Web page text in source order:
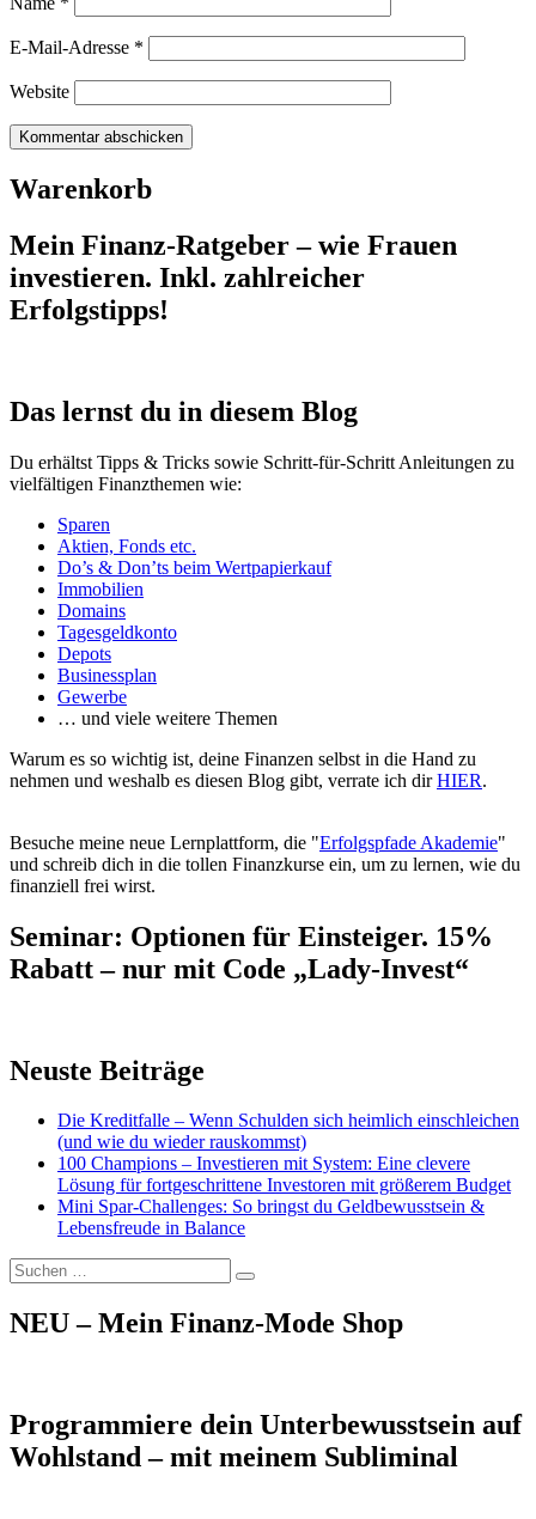
E-Mail-Adresse *
Website
Warenkorb
Mein Finanz-Ratgeber – wie Frauen
investieren. Inkl. zahlreicher
Erfolgstipps!
Das lernst du in diesem Blog
Du erhältst Tipps & Tricks sowie Schritt-für-Schritt Anleitungen zu
vielfältigen Finanzthemen wie:
Sparen
Aktien, Fonds etc.
Do’s & Don’ts beim Wertpapierkauf
Immobilien
Domains
Tagesgeldkonto
Depots
Businessplan
Gewerbe
… und viele weitere Themen
Warum es so wichtig ist, deine Finanzen selbst in die Hand zu
nehmen und weshalb es diesen Blog gibt, verrate ich dirHIER.
Besuche meine neue Lernplattform, die "Erfolgspfade Akademie"
und schreib dich in die tollen Finanzkurse ein, um zu lernen, wie du
finanziell frei wirst.
Seminar: Optionen für Einsteiger. 15%
Rabatt – nur mit Code „Lady-Invest“
Neuste Beiträge
Die Kreditfalle – Wenn Schulden sich heimlich einschleichen
(und wie du wieder rauskommst)
100 Champions – Investieren mit System: Eine clevere
Lösung für fortgeschrittene Investoren mit größerem Budget
Mini Spar-Challenges: So bringst du Geldbewusstsein &
Lebensfreude in Balance
Suchen
nach:
Suchen
NEU – Mein Finanz-Mode Shop
Programmiere dein Unterbewusstsein auf
Wohlstand – mit meinem Subliminal